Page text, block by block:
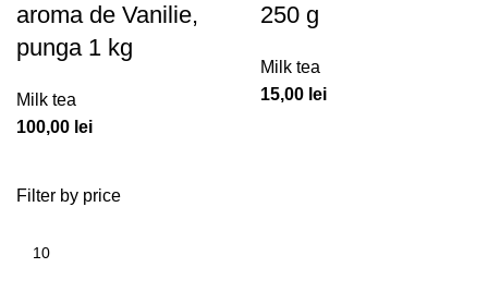
Filter by price
aroma de Vanilie,
punga 1 kg
Milk tea
100,00 lei
250 g
Milk tea
15,00 lei